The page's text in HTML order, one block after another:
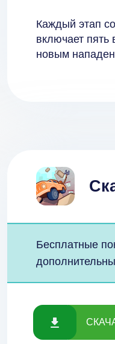
Каждый этап
включает
новым
Бесплатные